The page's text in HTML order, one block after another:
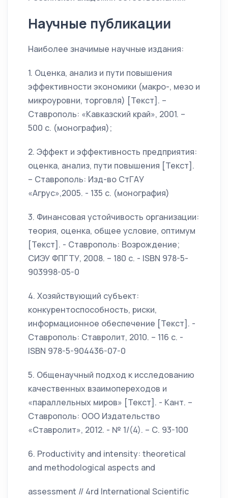
Научные публикации
Наиболее значимые научные издания:
1. Оценка, анализ и пути повышения
эффективности экономики (макро-, мезо и
микроуровни, торговля) [Текст]. –
Ставрополь: «Кавказский край», 2001. –
500 с. (монография);
2. Эффект и эффективность предприятия:
оценка, анализ, пути повышения [Текст].
– Ставрополь: Изд-во СтГАУ
«Агрус»,2005. - 135 с. (монография)
3. Финансовая устойчивость организации:
теория, оценка, общее условие, оптимум
[Текст]. - Ставрополь: Возрождение;
СИЭУ ФПГТУ, 2008. – 180 с. - ISBN 978-5-
903998-05-0
4. Хозяйствующий субъект:
конкурентоспособность, риски,
информационное обеспечение [Текст]. -
Ставрополь: Ставролит, 2010. – 116 с. -
ISBN 978-5-904436-07-0
5. Общенаучный подход к исследованию
качественных взаимопереходов и
«параллельных миров» [Текст]. - Кант. –
Ставрополь: ООО Издательство
«Ставролит», 2012. - № 1/(4). – С. 93-100
6. Productivity and intensity: theoretical
and methodological aspects and
assessment // 4rd International Scientific